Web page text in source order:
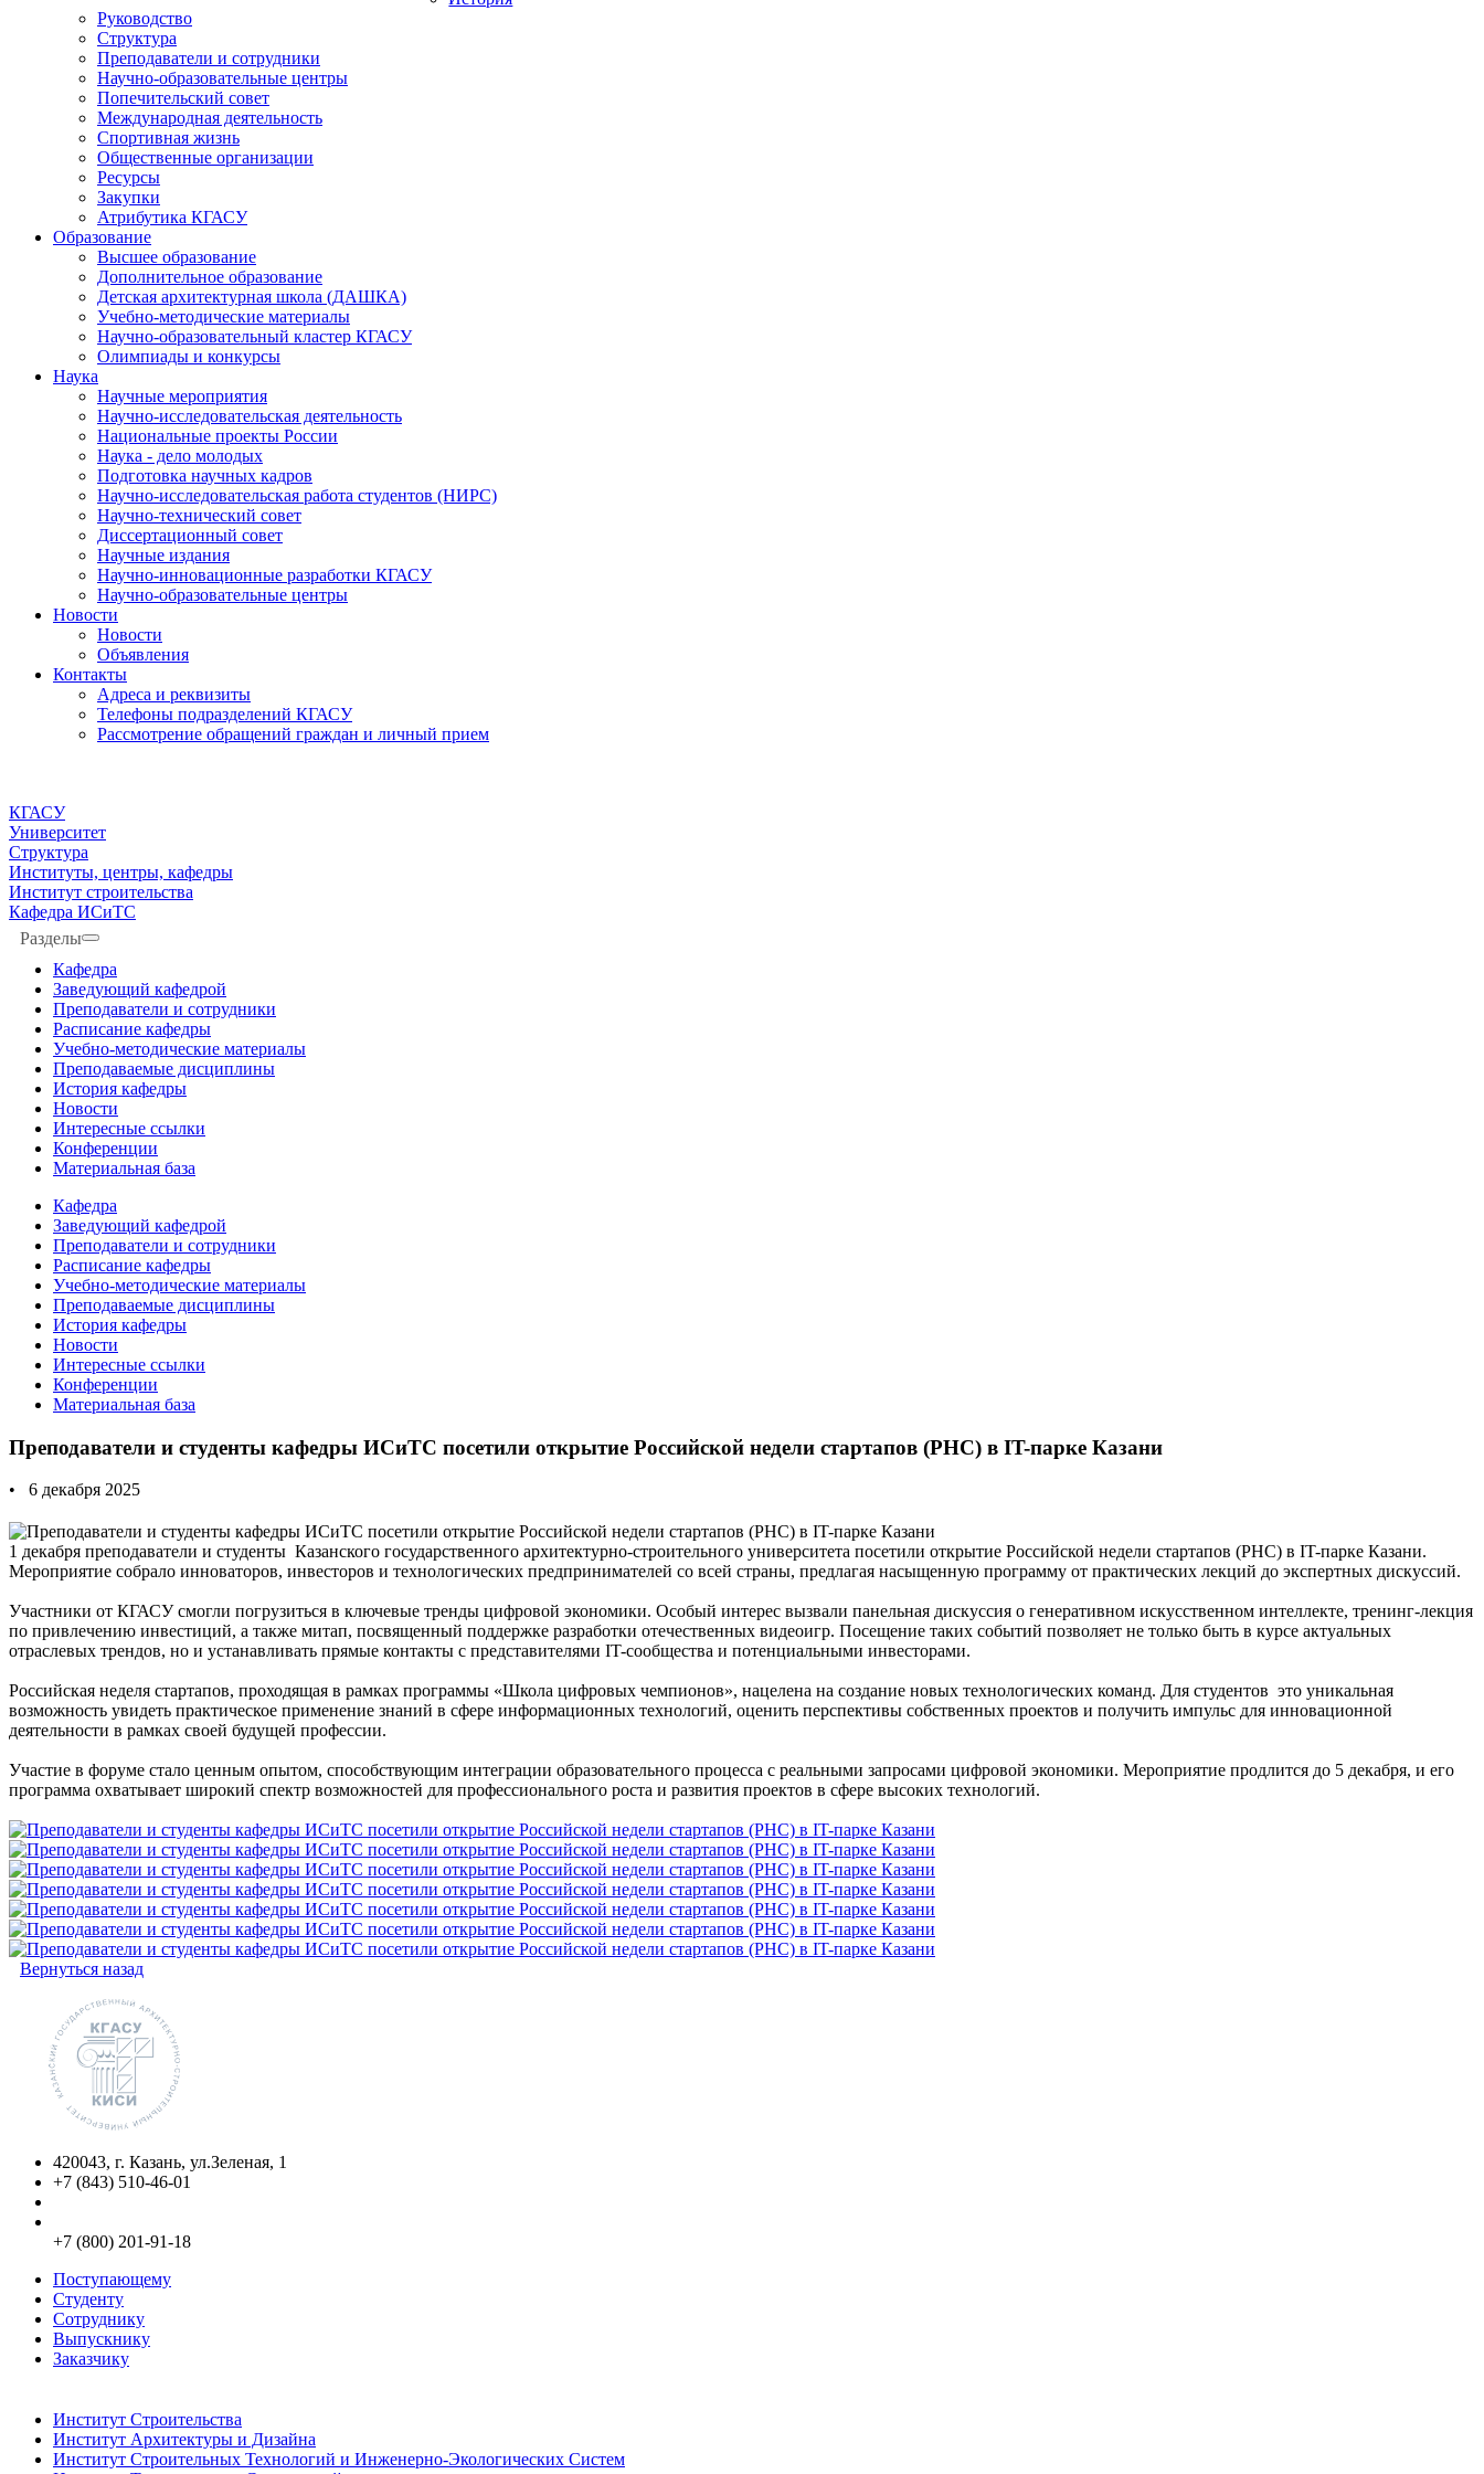
Руководство
Структура
Преподаватели и сотрудники
Научно-образовательные центры
Попечительский совет
Международная деятельность
Спортивная жизнь
Общественные организации
Ресурсы
Закупки
Атрибутика КГАСУ
Образование
Высшее образование
Дополнительное образование
Детская архитектурная школа (ДАШКА)
Учебно-методические материалы
Научно-образовательный кластер КГАСУ
Олимпиады и конкурсы
Наука
Научные мероприятия
Научно-исследовательская деятельность
Национальные проекты России
Наука - дело молодых
Подготовка научных кадров
Научно-исследовательская работа студентов (НИРС)
Научно-технический совет
Диссертационный совет
Научные издания
Научно-инновационные разработки КГАСУ
Научно-образовательные центры
Новости
Новости
Объявления
Контакты
Адреса и реквизиты
Телефоны подразделений КГАСУ
Рассмотрение обращений граждан и личный прием
КГАСУ
Университет
Структура
Институты, центры, кафедры
Институт строительства
Кафедра ИСиТС
Разделы
Кафедра
Заведующий кафедрой
Преподаватели и сотрудники
Расписание кафедры
Учебно-методические материалы
Преподаваемые дисциплины
История кафедры
Новости
Интересные ссылки
Конференции
Материальная база
Кафедра
Заведующий кафедрой
Преподаватели и сотрудники
Расписание кафедры
Учебно-методические материалы
Преподаваемые дисциплины
История кафедры
Новости
Интересные ссылки
Конференции
Материальная база
Преподаватели и студенты кафедры ИСиТС посетили открытие Российской недели стартапов (РНС) в IT-парке Казани
• 6 декабря 2025
1 декабря преподаватели и студенты Казанского государственного архитектурно-строительного университета посетили открытие Российской недели стартапов (РНС) в IT-парке Казани.
Мероприятие собрало инноваторов, инвесторов и технологических предпринимателей со всей страны, предлагая насыщенную программу от практических лекций до экспертных дискуссий.
Участники от КГАСУ смогли погрузиться в ключевые тренды цифровой экономики. Особый интерес вызвали панельная дискуссия о генеративном искусственном интеллекте, тренинг-лекция
по привлечению инвестиций, а также митап, посвященный поддержке разработки отечественных видеоигр. Посещение таких событий позволяет не только быть в курсе актуальных
отраслевых трендов, но и устанавливать прямые контакты с представителями IT-сообщества и потенциальными инвесторами.
Российская неделя стартапов, проходящая в рамках программы «Школа цифровых чемпионов», нацелена на создание новых технологических команд. Для студентов это уникальная
возможность увидеть практическое применение знаний в сфере информационных технологий, оценить перспективы собственных проектов и получить импульс для инновационной
деятельности в рамках своей будущей профессии.
Участие в форуме стало ценным опытом, способствующим интеграции образовательного процесса с реальными запросами цифровой экономики. Мероприятие продлится до 5 декабря, и его
программа охватывает широкий спектр возможностей для профессионального роста и развития проектов в сфере высоких технологий.
Вернуться назад
420043, г. Казань, ул.Зеленая, 1
+7 (843) 510-46-01
+7 (800) 201-91-18
Поступающему
Студенту
Сотруднику
Выпускнику
Заказчику
Институт Строительства
Институт Архитектуры и Дизайна
Институт Строительных Технологий и Инженерно-Экологических Систем